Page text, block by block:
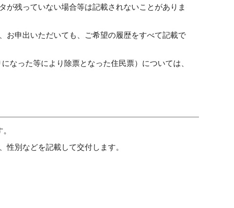
が残っていない場合等は記載されないことがありま
お申出いただいても、ご希望の履歴をすべて記載で
なった等により除票となった住民票）については、
性別などを記載して交付します。